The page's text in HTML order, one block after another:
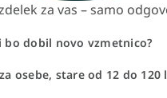
za vas – samo
bo dobil novo vzmetnico?
osebe, stare od 12 do 120